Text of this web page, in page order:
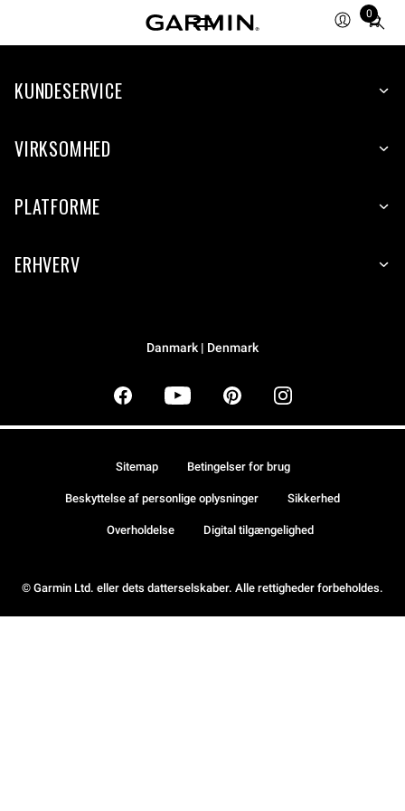
0
Total
items
cart:
KUNDESERVICE
VIRKSOMHED
PLATFORME
ERHVERV
Danmark | Denmark
© Garmin Ltd. eller dets datterselskaber. Alle rettigheder forbeholdes.
Sitemap Betingelser for brug
Beskyttelse af personlige oplysninger Sikkerhed
Overholdelse Digital tilgængelighed